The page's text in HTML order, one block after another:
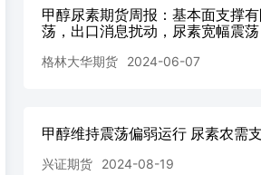
甲醇尿素期货周报：基本面支撑
荡，出口消息扰动，尿素宽幅震荡
格林大华期货 2024-06-07
甲醇维持震荡偏弱运行 尿素农需
兴证期货 2024-08-19